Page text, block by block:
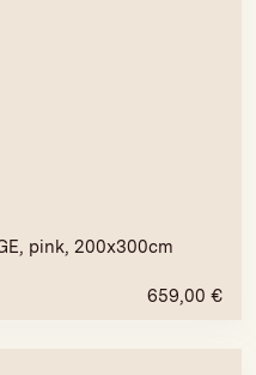
pink, 200x300cm
659,00 €